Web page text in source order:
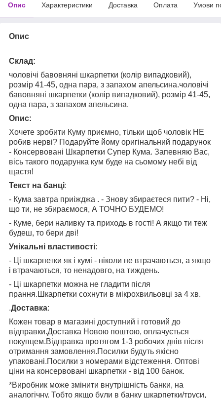
Опис Характеристики Доставка Оплата Умови
Опис
Склад:
чоловічі бавовняні шкарпетки (колір випадковий),
розмір 41-45, одна пара, з запахом апельсина.чоловічі
бавовняні шкарпетки (колір випадковий), розмір 41-45,
одна пара, з запахом апельсина.
Опис:
Хочете зробити Куму приємно, тільки щоб чоловік НЕ
робив нерві? Подаруйте йому оригінальний подарунок
- Консервовані Шкарпетки Супер Кума. Запевняю Вас,
вісь такого подарунка кум буде на сьомому небі від
щастя!
Текст на банці:
- Кума завтра приіжджа . - Знову збираєтеся пити? - Ні,
що ти, не збираємося, А ТОЧНО БУДЕМО!
- Куме, бери наливку та приходь в гості! А якщо ти теж
будеш, то бери дві!
Унікальні властивості:
- Ці шкарпетки як i кумі - ніколи не втрачаються, а якщо
i втрачаються, то ненадовго, на тиждень.
- Ці шкарпетки можна не гладити після
прання.Шкарпетки сохнути в мікрохвильовці за 4 хв.
.Доставка:
Кожен товар в магазині доступний і готовий до
відправки.Доставка Новою поштою, оплачується
покупцем.Відправка протягом 1-3 робочих днів після
отримання замовлення.Посилки будуть якісно
упаковані.Посилки з номерами відстеження. Оптові
ціни на консервовані шкарпетки - від 100 банок.
*Виробник може змінити внутрішність банки, на
аналогічну. Тобто якщо були в банку шкарпетки/труси,